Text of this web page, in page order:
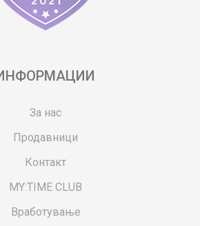
За нас
Продавници
Контакт
MY:TIME CLUB
Вработување